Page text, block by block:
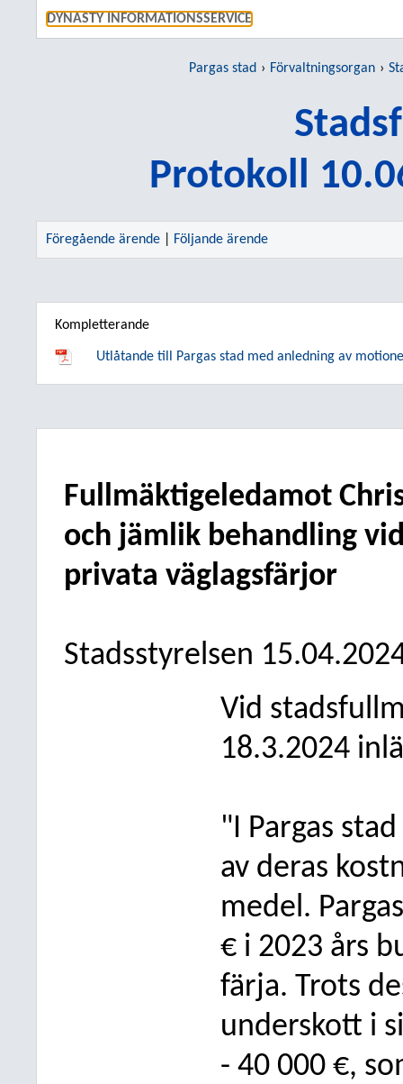
DYNASTY INFORMATIONSSERVICE
Pargas stad Förvaltningsorgan
Protokoll
Föregående ärende Följande ärende
Kompletterande
Utlåtande till Pargas stad med anledning av
Fullmäktigeledamot
och jämlik behandling
privata väglagsfärjor
Stadsstyrelsen
Vid
18.3.2024
"I Pargas
av deras
medel.
€ i 2023 års
färja. Trots
underskott i
- 40 000 €,